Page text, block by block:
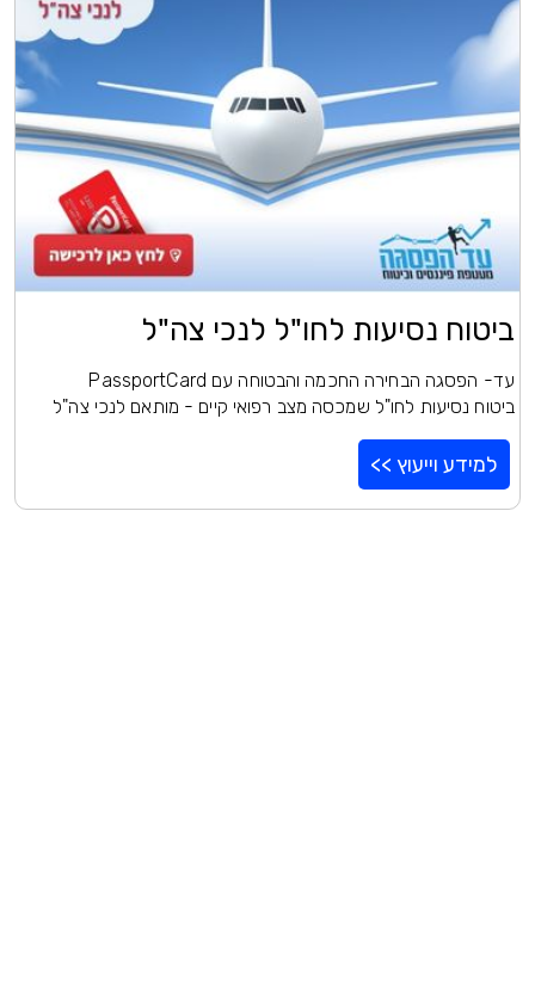
ביטוח נסיעות לחו"ל לנכי צה"ל
עד- הפסגה הבחירה החכמה והבטוחה עם PassportCard
ביטוח נסיעות לחו"ל שמכסה מצב רפואי קיים - מותאם לנכי צה"ל
למידע וייעוץ >>